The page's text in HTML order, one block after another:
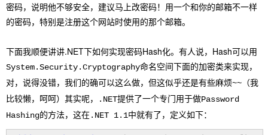
密码，说明他不够安全，建议马上改密码！用一个和你的邮箱不一样
的密码，特别是注册这个网站时使用的那个邮箱。
下面我顺便讲讲.NET下如何实现密码Hash化。有人说，Hash可以用
System.Security.Cryptography命名空间下面的加密类来实现，
对，说得没错，我们的确可以这么做，但这似乎还是有些麻烦~~（我
比较懒，呵呵）其实呢，.NET提供了一个专门用于做Password
Hashing的方法，这在.NET 1.1中就有了，定义如下：